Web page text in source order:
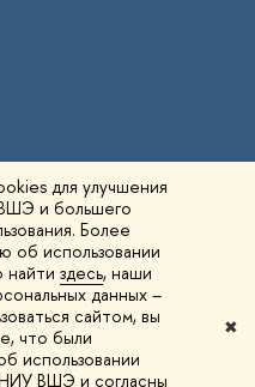
для улучшения
и большего
Более
об использовании
найти здесь, наши
данных –
сайтом, вы
что были
использовании
ВШЭ и согласны
✖